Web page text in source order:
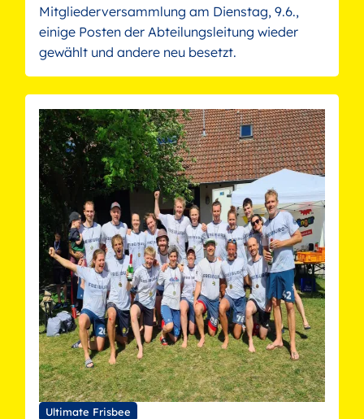
Mitgliederversammlung am Dienstag, 9.6.,
einige Posten der Abteilungsleitung wieder
gewählt und andere neu besetzt.
Ultimate Frisbee